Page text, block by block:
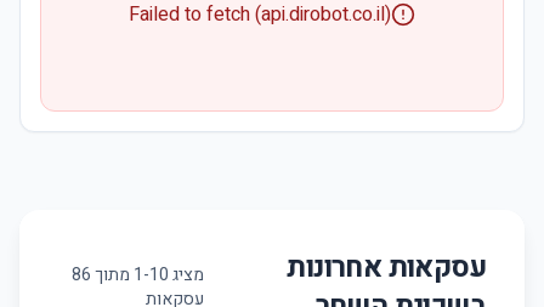
Failed to fetch (api.dirobot.co.il)
עסקאות אחרונות
מציג 1-10 מתוך86
עסקאות